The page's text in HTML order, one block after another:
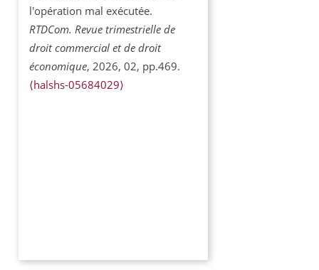
l'opération mal exécutée.
RTDCom. Revue trimestrielle de
droit commercial et de droit
économique, 2026, 02, pp.469.
⟨halshs-05684029⟩